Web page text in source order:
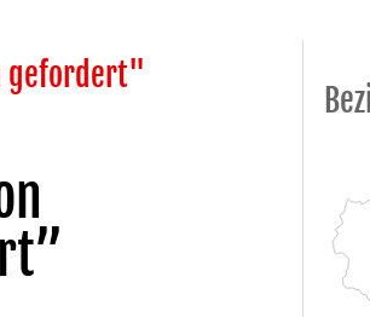
gefordert"